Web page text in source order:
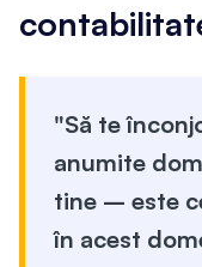
"Să te
anumite
tine – este
în acest